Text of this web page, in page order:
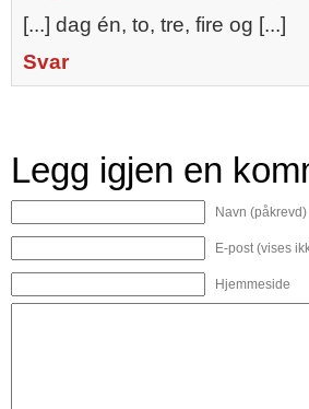
[...] dag én, to, tre, fire og [...]
Svar
Legg igjen en
Navn (påkrevd)
E-post (vises
Hjemmeside